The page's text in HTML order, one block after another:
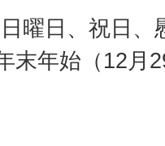
曜日、祝日、
末年始（12月